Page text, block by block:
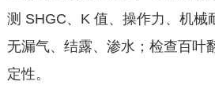
测 SHGC、K 值、操作力、机械
无漏气、结露、渗水；检查百叶
定性。